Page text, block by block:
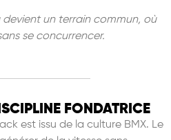
un terrain commun, où
se concurrencer.
FONDATRICE
est issu de la culture BMX. Le